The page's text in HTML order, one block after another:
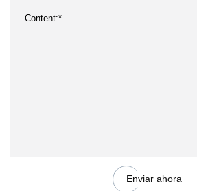
Enviar ahora